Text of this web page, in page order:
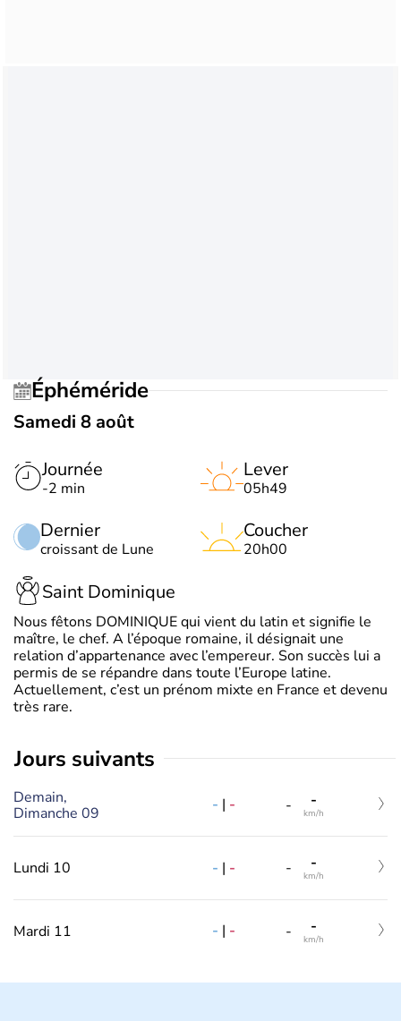
Éphéméride
Samedi 8 août
Journée
-2 min
Dernier
croissant de Lune
Lever
05h49
Coucher
20h00
Saint Dominique
Nous fêtons DOMINIQUE qui vient du latin et signifie le
maître, le chef. A l’époque romaine, il désignait une
relation d’appartenance avec l’empereur. Son succès lui a
permis de se répandre dans toute l’Europe latine.
Actuellement, c’est un prénom mixte en France et devenu
très rare.
jours suivants
Demain,
Dimanche 09
- | - - -
km/h
Lundi 10 - | - - -
km/h
Mardi 11 - | - - -
km/h